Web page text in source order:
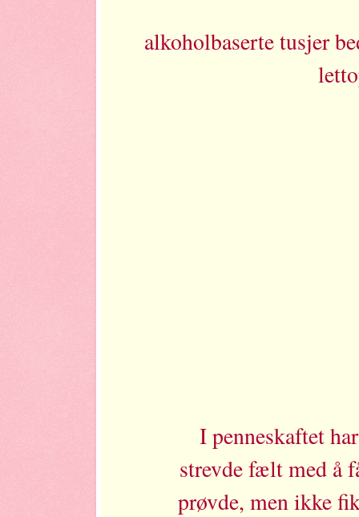
alkoholbaserte tusjer
I penneskaftet
strevde fælt med å
prøvde, men ikke